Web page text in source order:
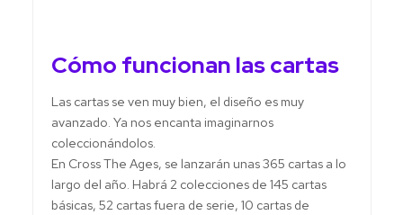
Cómo funcionan las cartas
Las cartas se ven muy bien, el diseño es muy
avanzado. Ya nos encanta imaginarnos
coleccionándolos.
En Cross The Ages, se lanzarán unas 365 cartas a lo
largo del año. Habrá 2 colecciones de 145 cartas
básicas, 52 cartas fuera de serie, 10 cartas de